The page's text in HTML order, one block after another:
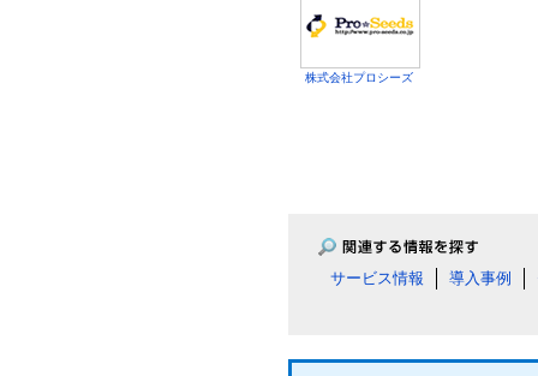
株式会社プロシーズ
サービス情報 導入事例